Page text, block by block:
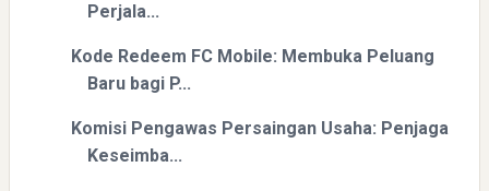
Perjala...
Kode Redeem FC Mobile: Membuka Peluang
Baru bagi P...
Komisi Pengawas Persaingan Usaha: Penjaga
Keseimba...